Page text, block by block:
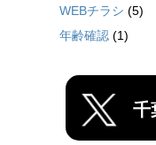
WEBチラシ (5)
年齢確認 (1)
千